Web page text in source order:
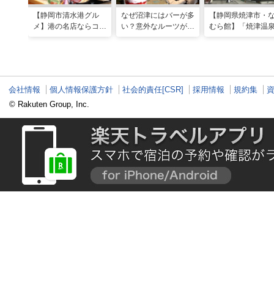
【静岡市清水港グル
メ】港の名店ならコ
なぜ沼津にはバーが多
い？意外なルーツがわ
【静岡県焼津市・
むら館】「焼津温
会社情報 個人情報保護方針 社会的責任[CSR] 採用情報 規約集
© Rakuten Group, Inc.